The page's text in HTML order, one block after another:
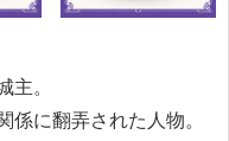
主。
係に翻弄された人物。